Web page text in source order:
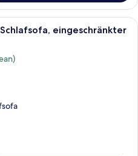
Ein modernes Hotelzimmer mit
eingeschränkter